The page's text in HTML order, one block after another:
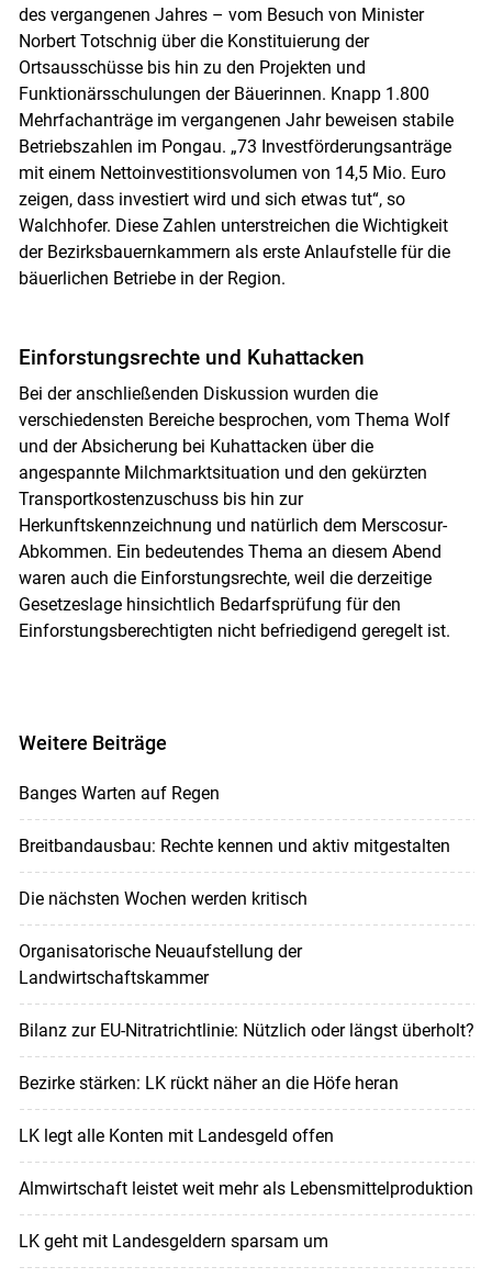
des vergangenen Jahres – vom Besuch von Minister
Norbert Totschnig über die Konstituierung der
Ortsausschüsse bis hin zu den Projekten und
Funktionärsschulungen der Bäuerinnen. Knapp 1.800
Mehrfachanträge im vergangenen Jahr beweisen stabile
Betriebszahlen im Pongau. „73 Investförderungsanträge
mit einem Nettoinvestitionsvolumen von 14,5 Mio. Euro
zeigen, dass investiert wird und sich etwas tut“, so
Walchhofer. Diese Zahlen unterstreichen die Wichtigkeit
der Bezirksbauernkammern als erste Anlaufstelle für die
bäuerlichen Betriebe in der Region.
Einforstungsrechte und Kuhattacken
Bei der anschließenden Diskussion wurden die
verschiedensten Bereiche besprochen, vom Thema Wolf
und der Absicherung bei Kuhattacken über die
angespannte Milchmarktsituation und den gekürzten
Transportkostenzuschuss bis hin zur
Herkunftskennzeichnung und natürlich dem Merscosur-
Abkommen. Ein bedeutendes Thema an diesem Abend
waren auch die Einforstungsrechte, weil die derzeitige
Gesetzeslage hinsichtlich Bedarfsprüfung für den
Einforstungsberechtigten nicht befriedigend geregelt ist.
Weitere Beiträge
Banges Warten auf Regen
Breitbandausbau: Rechte kennen und aktiv mitgestalten
Die nächsten Wochen werden kritisch
Organisatorische Neuaufstellung der
Landwirtschaftskammer
Bilanz zur EU-Nitratrichtlinie: Nützlich oder längst überholt?
Bezirke stärken: LK rückt näher an die Höfe heran
LK legt alle Konten mit Landesgeld offen
Almwirtschaft leistet weit mehr als Lebensmittelproduktion
LK geht mit Landesgeldern sparsam um